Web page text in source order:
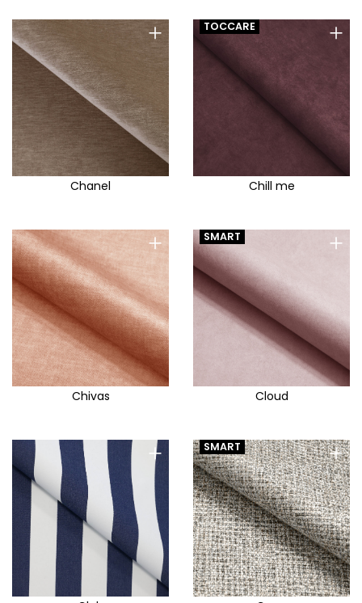
+
Chanel
+
TOCCARE
Chill me
+
Chivas
+
SMART
Cloud
+ +
SMART